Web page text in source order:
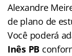
Alexandre
de plano de
Você poderá
Inês PB